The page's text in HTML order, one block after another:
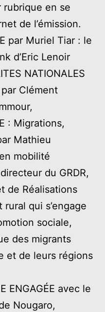
rubrique en se
de l’émission.
par Muriel Tiar : le
d’Eric Lenoir
NATIONALES
par Clément
: Migrations,
Mathieu
mobilité
du GRDR,
de Réalisations
qui s’engage
sociale,
des migrants
et de leurs régions
ENGAGÉE avec le
Nougaro,